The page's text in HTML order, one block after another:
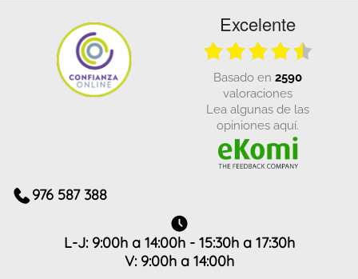
Excelente
basado en 2590
valoraciones
Lea algunas de las
opiniones aquí.
976 587 388
L-J: 9:00h a 14:00h - 15:30h a 17:30h
V: 9:00h a 14:00h